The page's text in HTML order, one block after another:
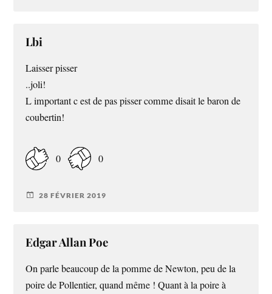
Lbi
Laisser pisser
..joli!
L important c est de pas pisser comme disait le baron de
coubertin!
0 0
28 FÉVRIER 2019
Edgar Allan Poe
On parle beaucoup de la pomme de Newton, peu de la
poire de Pollentier, quand même ! Quant à la poire à